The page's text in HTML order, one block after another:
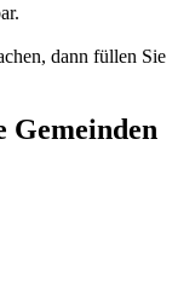
dann füllen Sie
Gemeinden